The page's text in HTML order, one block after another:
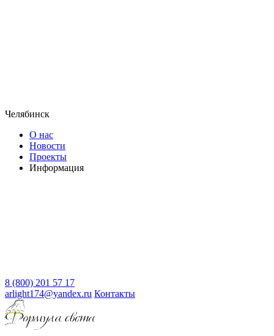
Челябинск
О нас
Новости
Проекты
Информация
8 (800) 201 57 17
arlight174@yandex.ru Контакты